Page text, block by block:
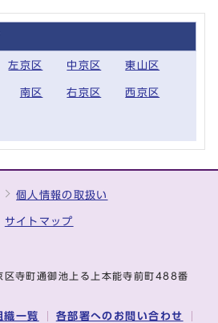
左京区 中京区 東山区
南区 右京区 西京区
個人情報の取扱い
サイトマップ
寺町通御池上る上本能寺前町488番
織一覧 各部署へのお問い合わせ